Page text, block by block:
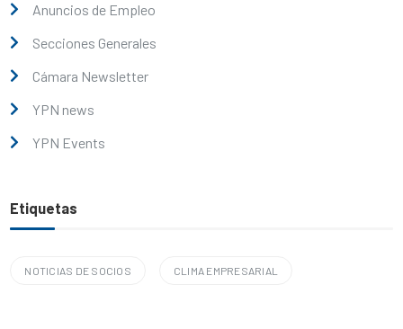
Anuncios de Empleo
Secciones Generales
Cámara Newsletter
YPN news
YPN Events
Etiquetas
NOTICIAS DE SOCIOS CLIMA EMPRESARIAL